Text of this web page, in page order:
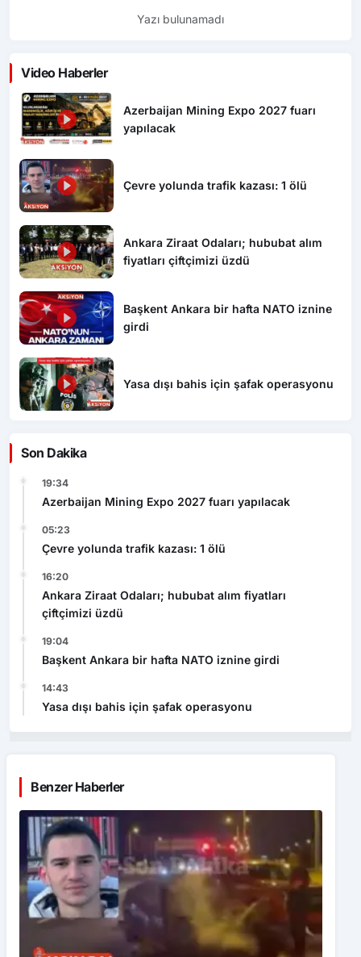
Yazı bulunamadı
Video Haberler
Azerbaijan Mining Expo 2027 fuarı
yapılacak
Çevre yolunda trafik kazası: 1 ölü
Ankara Ziraat Odaları; hububat alım
fiyatları çiftçimizi üzdü
Başkent Ankara bir hafta NATO iznine
girdi
Yasa dışı bahis için şafak operasyonu
Son Dakika
19:34
Azerbaijan Mining Expo 2027 fuarı yapılacak
05:23
Çevre yolunda trafik kazası: 1 ölü
16:20
Ankara Ziraat Odaları; hububat alım fiyatları
çiftçimizi üzdü
19:04
Başkent Ankara bir hafta NATO iznine girdi
14:43
Yasa dışı bahis için şafak operasyonu
Benzer Haberler